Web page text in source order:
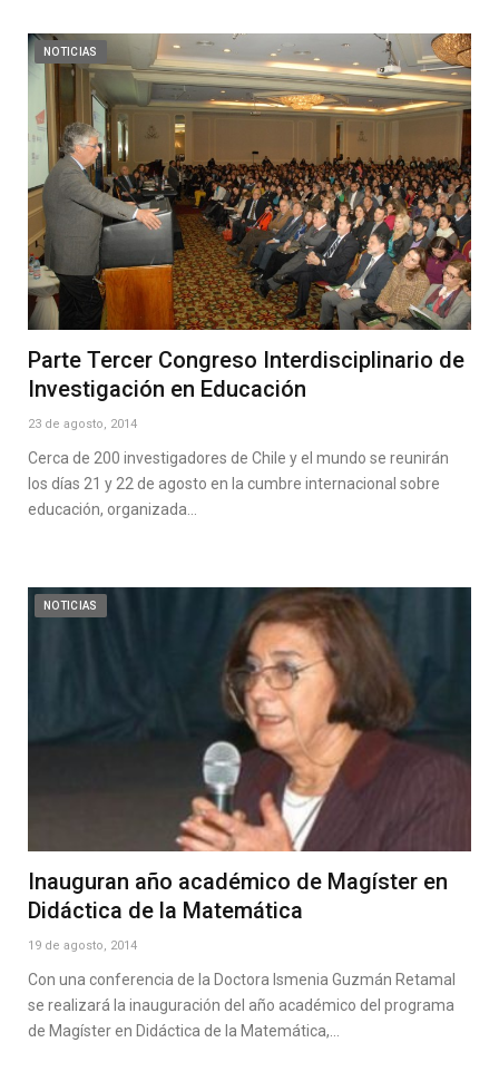
NOTICIAS
Parte Tercer Congreso Interdisciplinario de
Investigación en Educación
23 de agosto, 2014
Cerca de 200 investigadores de Chile y el mundo se reunirán
los días 21 y 22 de agosto en la cumbre internacional sobre
educación, organizada…
NOTICIAS
Inauguran año académico de Magíster en
Didáctica de la Matemática
19 de agosto, 2014
Con una conferencia de la Doctora Ismenia Guzmán Retamal
se realizará la inauguración del año académico del programa
de Magíster en Didáctica de la Matemática,…